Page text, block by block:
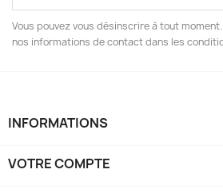
Vous pouvez vous désinscrire à tout
nos informations de contact dans les
INFORMATIONS
VOTRE COMPTE